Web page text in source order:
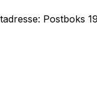
Postboks